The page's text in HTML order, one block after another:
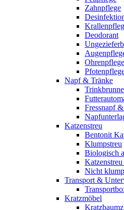
Zahnpflege
Deodorant
Ohrenpflege
Napf & Tränke
Fressnapf
Katzenstreu
Bentonit
Klumpstreu
Biologisch
Nicht
Transport &
Kratzmöbel